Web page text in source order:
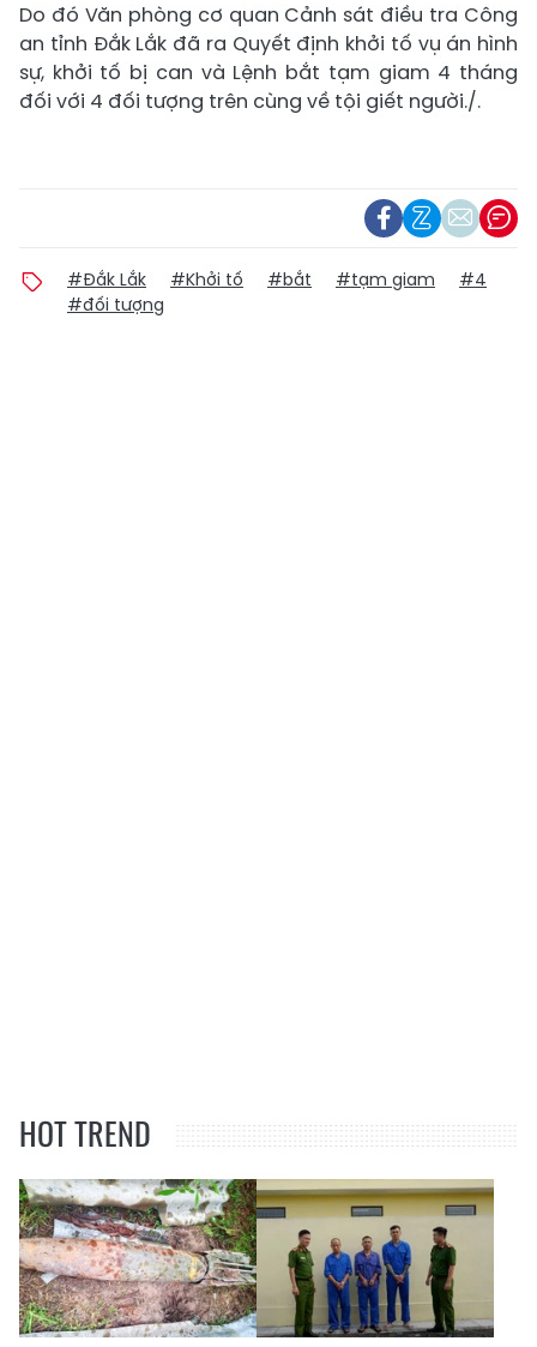
Do đó Văn phòng cơ quan Cảnh sát điều tra Công
an tỉnh Đắk Lắk đã ra Quyết định khởi tố vụ án hình
sự, khởi tố bị can và Lệnh bắt tạm giam 4 tháng
đối với 4 đối tượng trên cùng về tội giết người./.
#Đắk Lắk #Khởi tố #bắt #tạm giam
#4
#đối tượng
HOT TREND